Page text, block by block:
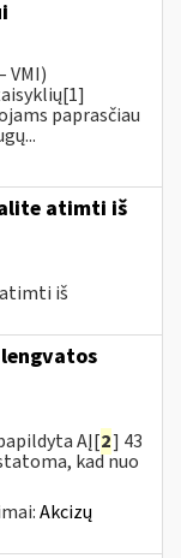
VMI)
paprasčiau
atimti iš
iš
AĮ[2] 43
kad nuo
Akcizų